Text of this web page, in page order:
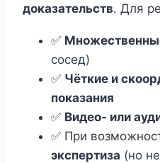
доказательств. Для
✅
сосед)
✅ Чёткие и
показания
✅ Видео- или
✅ При
экспертиза (но